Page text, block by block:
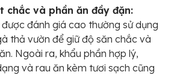
chắc và phần ăn đầy đặn:
đánh giá cao thường sử dụng
thả vườn để giữ độ săn chắc và
Ngoài ra, khẩu phần hợp lý,
và rau ăn kèm tươi sạch cũng